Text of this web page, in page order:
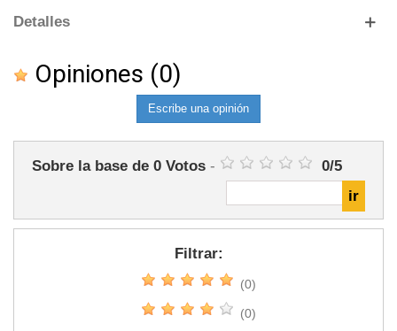
Detalles
Opiniones (0)
Escribe una opinión
Sobre la base de 0 Votos - 0/5
Filtrar:
(0)
(0)